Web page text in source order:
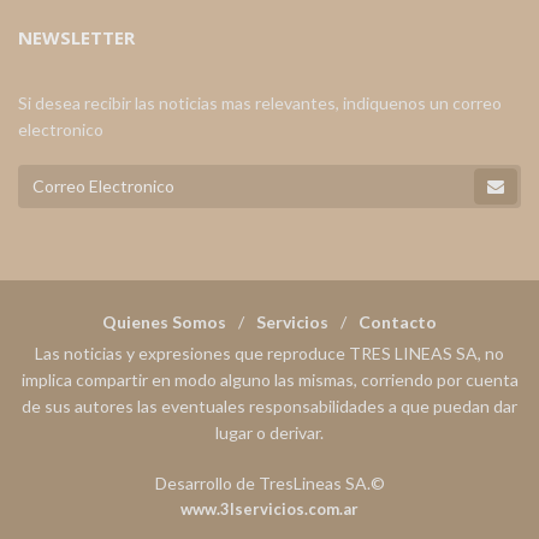
NEWSLETTER
Si desea recibir las noticias mas relevantes, indiquenos un correo
electronico
Quienes Somos Servicios
Contacto
Las noticias y expresiones que reproduce TRES LINEAS SA, no
implica compartir en modo alguno las mismas, corriendo por cuenta
de sus autores las eventuales responsabilidades a que puedan dar
lugar o derivar.
Desarrollo de TresLineas SA.©
www.3lservicios.com.ar